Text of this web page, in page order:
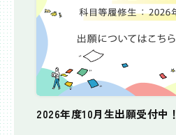
2026年度10月生出願受付中！
個別相談会